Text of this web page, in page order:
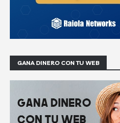
GANA DINERO CON TU WEB